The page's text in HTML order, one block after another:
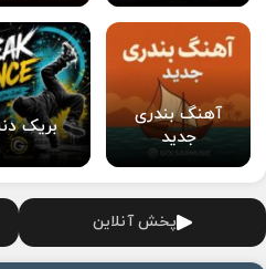
آهنگ بندری
جدید
بریک
پخش آنلاین